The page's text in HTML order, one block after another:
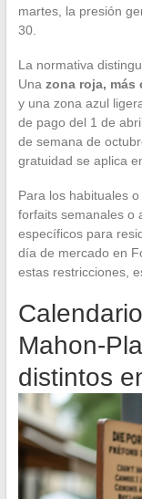
martes, la presión
30.
La normativa
Una zona roja, más
y una zona azul
de pago del 1 de
de semana de
gratuidad se aplica
Para los habituales
forfaits semanales o
específicos para
día de mercado en
estas restricciones,
Mahon-
distintos